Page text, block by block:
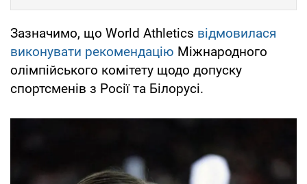
Зазначимо, що World Athletics відмовилася
виконувати рекомендацію Міжнародного
олімпійського комітету щодо допуску
спортсменів з Росії та Білорусі.